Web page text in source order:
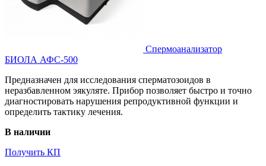
Спермоанализатор
БИОЛА АФС-500
Предназначен для исследования сперматозоидов в
неразбавленном эякуляте. Прибор позволяет быстро и точно
диагностировать нарушения репродуктивной функции и
определить тактику лечения.
В наличии
Получить КП